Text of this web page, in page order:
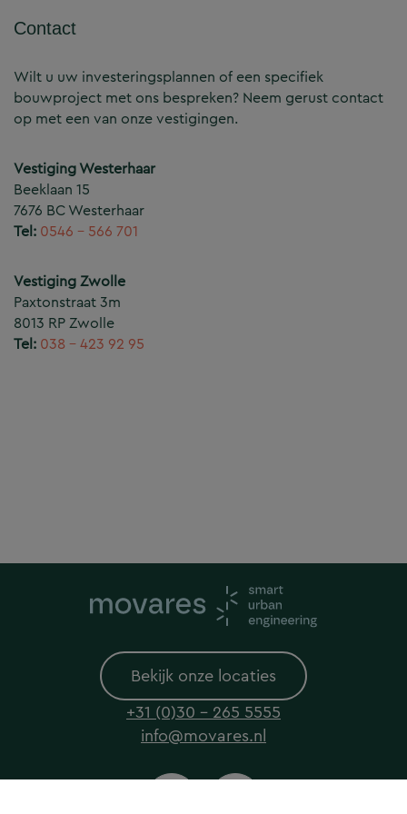
Contact
Wilt u uw investeringsplannen of een specifiek
bouwproject met ons bespreken? Neem gerust contact
op met een van onze vestigingen.
Vestiging Westerhaar
Beeklaan 15
7676 BC Westerhaar
Tel: 0546 – 566 701
Vestiging Zwolle
Paxtonstraat 3m
8013 RP Zwolle
Tel: 038 – 423 92 95
Bekijk onze locaties
+31 (0)30 - 265 5555
info@movares.nl